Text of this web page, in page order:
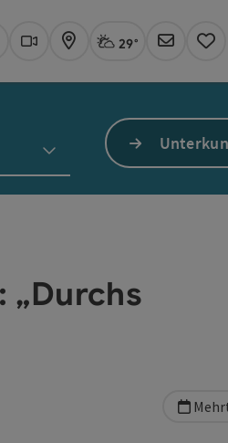
Webcams
KarteAktuelles
29°
„Durchs